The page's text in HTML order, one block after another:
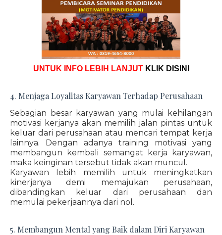
UNTUK INFO LEBIH LANJUT KLIK DISINI
4. Menjaga Loyalitas Karyawan Terhadap Perusahaan
Sebagian besar karyawan yang mulai kehilangan
motivasi kerjanya akan memilih jalan pintas untuk
keluar dari perusahaan atau mencari tempat kerja
lainnya. Dengan adanya training motivasi yang
membangun kembali semangat kerja karyawan,
maka keinginan tersebut tidak akan muncul.
Karyawan lebih memilih untuk meningkatkan
kinerjanya demi memajukan perusahaan,
dibandingkan keluar dari perusahaan dan
memulai pekerjaannya dari nol.
5. Membangun Mental yang Baik dalam Diri Karyawan